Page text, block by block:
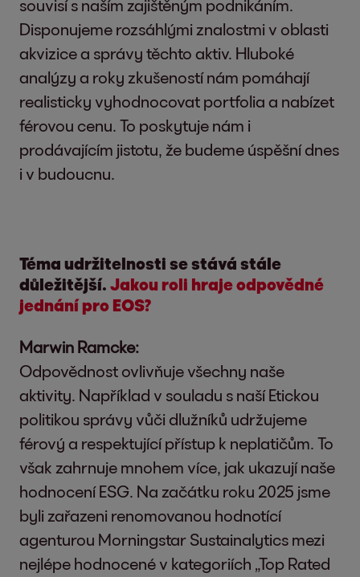
souvisí s naším zajištěným podnikáním.
Disponujeme rozsáhlými znalostmi v oblasti
akvizice a správy těchto aktiv. Hluboké
analýzy a roky zkušeností nám pomáhají
realisticky vyhodnocovat portfolia a nabízet
férovou cenu. To poskytuje nám i
prodávajícím jistotu, že budeme úspěšní dnes
i v budoucnu.
Téma udržitelnosti se stává stále
důležitější. Jakou roli hraje odpovědné
jednání pro EOS?
Marwin Ramcke:
Odpovědnost ovlivňuje všechny naše
aktivity. Například v souladu s naší Etickou
politikou správy vůči dlužníků udržujeme
férový a respektující přístup k neplatičům. To
však zahrnuje mnohem více, jak ukazují naše
hodnocení ESG. Na začátku roku 2025 jsme
byli zařazeni renomovanou hodnotící
agenturou Morningstar Sustainalytics mezi
nejlépe hodnocené v kategoriích „Top Rated